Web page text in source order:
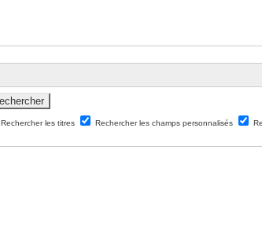
Rechercher les titres Rechercher les champs personnalisés